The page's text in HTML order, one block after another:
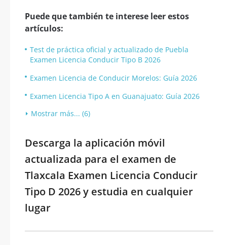
Puede que también te interese leer estos
artículos:
Test de práctica oficial y actualizado de Puebla
Examen Licencia Conducir Tipo B 2026
Examen Licencia de Conducir Morelos: Guía 2026
Examen Licencia Tipo A en Guanajuato: Guía 2026
Mostrar más... (6)
Descarga la aplicación móvil
actualizada para el examen de
Tlaxcala Examen Licencia Conducir
Tipo D 2026 y estudia en cualquier
lugar